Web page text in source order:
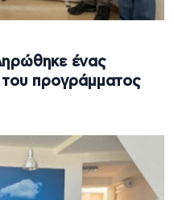
ένας
προγράμματος